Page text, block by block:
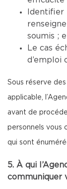
Identifier
soumis ;
Le cas
d’emploi
Sous réserve
applicable,
avant de
personnels vous
qui sont
5. À qui
communiquer